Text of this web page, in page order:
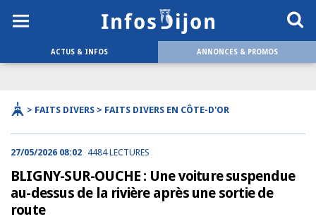
ACTUS & INFOS ANNONCES & PROMOS
> FAITS DIVERS > FAITS DIVERS EN CÔTE-D'OR
27/05/2026 08:02 4484 LECTURES
BLIGNY-SUR-OUCHE : Une voiture suspendue
au-dessus de la rivière après une sortie de
route